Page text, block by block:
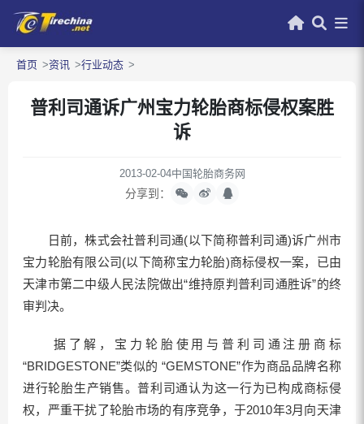
首页 资讯 行业动态
普利司通诉广州宝力轮胎商标侵权案胜
诉
2013-02-04中国轮胎商务网
分享到：
日前，株式会社普利司通(以下简称普利司通)诉广州市
宝力轮胎有限公司(以下简称宝力轮胎)商标侵权一案，已由
天津市第二中级人民法院做出“维持原判普利司通胜诉”的终
审判决。
据了解，宝力轮胎使用与普利司通注册商标
“BRIDGESTONE”类似的 “GEMSTONE”作为商品品牌名称
进行轮胎生产销售。普利司通认为这一行为已构成商标侵
权，严重干扰了轮胎市场的有序竞争，于2010年3月向天津